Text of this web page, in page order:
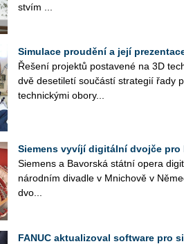
stvím ...
Simulace proudění a její
Ře­še­ní pro­jek­tů po­sta­ve­né na 3D
dvě de­se­ti­le­tí sou­čás­tí stra­te­gií řady
tech­nic­ký­mi obory...
Siemens vyvíjí digitální dvojče
Sie­mens a Ba­vor­ská stát­ní opera
ná­rod­ním di­va­dle v Mni­cho­vě v
dvo...
FANUC aktualizoval software pro